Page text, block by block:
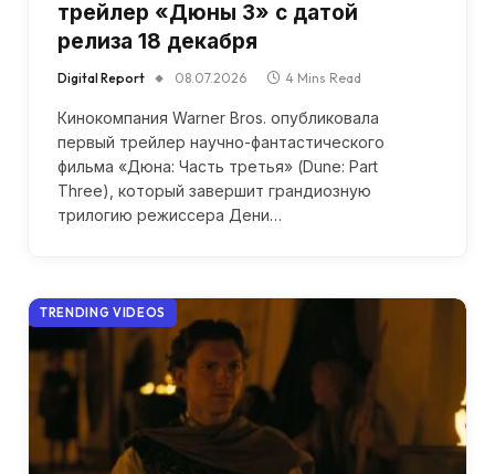
трейлер «Дюны 3» с датой
релиза 18 декабря
Digital Report 08.07.2026 4 Mins Read
Кинокомпания Warner Bros. опубликовала
первый трейлер научно-фантастического
фильма «Дюна: Часть третья» (Dune: Part
Three), который завершит грандиозную
трилогию режиссера Дени…
TRENDING VIDEOS